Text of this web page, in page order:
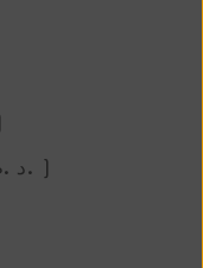
Sahara occidental (MAD د.م.)